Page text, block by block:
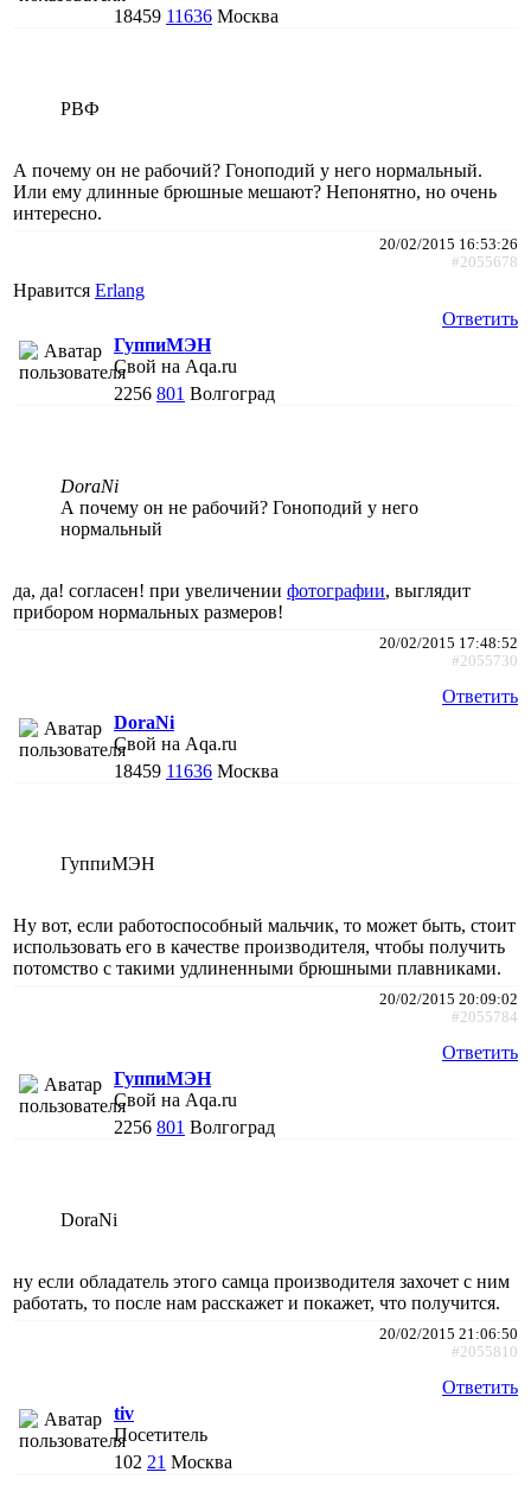
18459 11636 Москва
РВФ
А почему он не рабочий? Гоноподий у него нормальный.
Или ему длинные брюшные мешают? Непонятно, но очень
интересно.
20/02/2015 16:53:26
#2055678
Нравится Erlang
Ответить
ГуппиМЭН
Свой на Aqa.ru
2256 801 Волгоград
DoraNi
А почему он не рабочий? Гоноподий у него
нормальный
да, да! согласен! при увеличении фотографии, выглядит
прибором нормальных размеров!
20/02/2015 17:48:52
#2055730
Ответить
DoraNi
Свой на Aqa.ru
18459 11636 Москва
ГуппиМЭН
Ну вот, если работоспособный мальчик, то может быть, стоит
использовать его в качестве производителя, чтобы получить
потомство с такими удлиненными брюшными плавниками.
20/02/2015 20:09:02
#2055784
Ответить
ГуппиМЭН
Свой на Aqa.ru
2256 801 Волгоград
DoraNi
ну если обладатель этого самца производителя захочет с ним
работать, то после нам расскажет и покажет, что получится.
20/02/2015 21:06:50
#2055810
Ответить
tiv
Посетитель
102 21 Москва